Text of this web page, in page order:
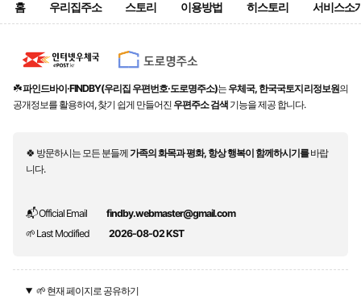
홈 우리집주소 스토리 이용방법 히스토리 서비스소
☘️파인드바이·FINDBY(우리집 우편번호·도로명주소)는 우체국, 한국국토지리정보원의
공개정보를 활용하여, 찾기 쉽게 만들어진 우편주소 검색 기능을 제공 합니다.
🍀 방문하시는 모든 분들께가족의 화목과 평화, 항상 행복이 함께하시기를바랍
니다.
📬 Official Email
findby.webmaster@gmail.com
🌱 Last Modified
2026-08-02 KST
🌱 현재 페이지로 공유하기